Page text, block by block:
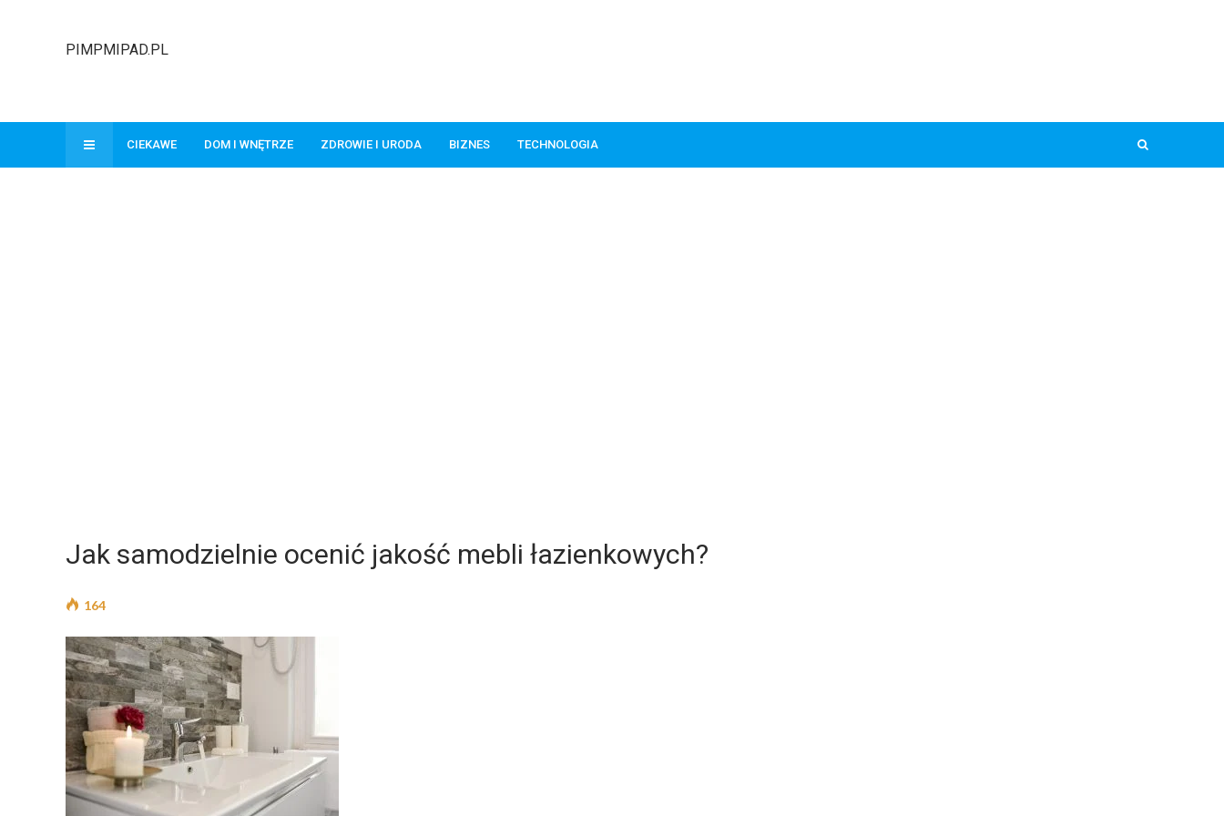
PIMPMIPAD.PL
CIEKAWE DOM I WNĘTRZE ZDROWIE I URODA BIZNES TECHNOLOGIA
Jak samodzielnie ocenić jakość mebli łazienkowych?
164